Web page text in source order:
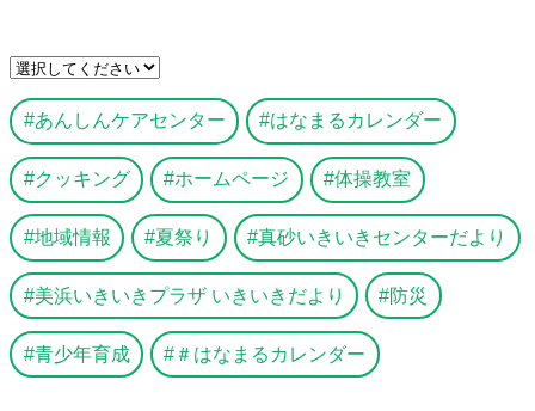
あんしんケアセンター はなまるカレンダー
クッキング ホームページ 体操教室
地域情報 夏祭り 真砂いきいきセンターだより
美浜いきいきプラザ いきいきだより 防災
青少年育成 ＃はなまるカレンダー